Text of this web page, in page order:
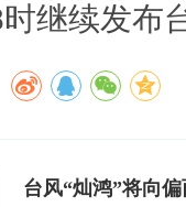
继续发布
台风“灿鸿”将向